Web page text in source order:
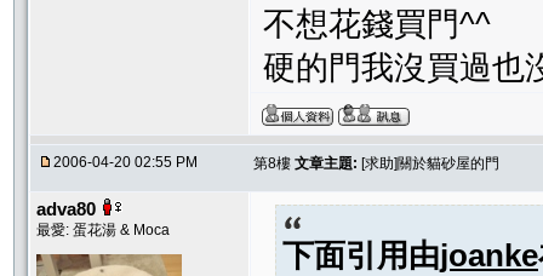
不想花錢買門^^
硬的門我沒買過也
2006-04-20 02:55 PM 第8樓 文章主題: [求助]關於貓砂屋的門
adva80
最愛: 蛋花湯 & Moca
下面引用由joanke